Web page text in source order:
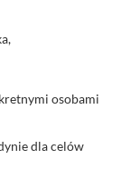
osobami
dla celów